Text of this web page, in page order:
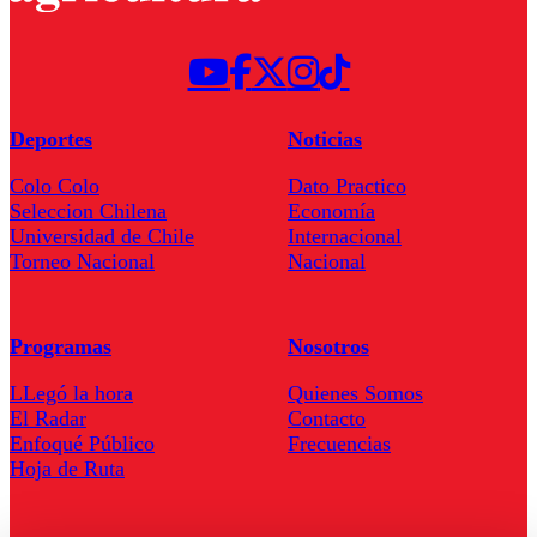
Deportes
Colo Colo
Seleccion Chilena
Universidad de Chile
Torneo Nacional
Noticias
Dato Practico
Economía
Internacional
Nacional
Programas
LLegó la hora
El Radar
Enfoqué Público
Hoja de Ruta
Nosotros
Quienes Somos
Contacto
Frecuencias